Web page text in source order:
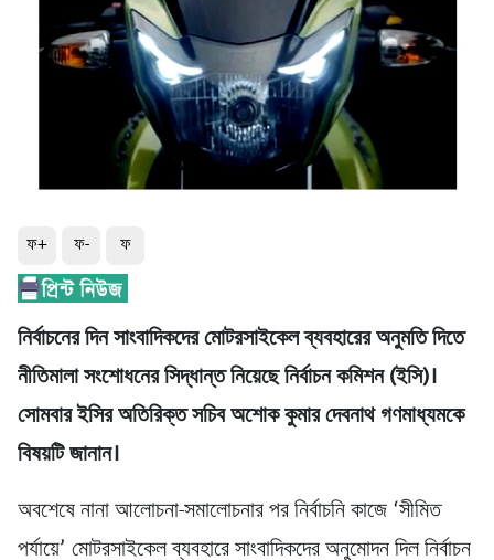
ফ+ ফ- ফ
নির্বাচনের দিন সাংবাদিকদের মোটরসাইকেল ব্যবহারের অনুমতি দিতে
নীতিমালা সংশোধনের সিদ্ধান্ত নিয়েছে নির্বাচন কমিশন (ইসি)।
সোমবার ইসির অতিরিক্ত সচিব অশোক কুমার দেবনাথ গণমাধ্যমকে
বিষয়টি জানান।
অবশেষে নানা আলোচনা-সমালোচনার পর নির্বাচনি কাজে ‘সীমিত
পর্যায়ে’ মোটরসাইকেল ব্যবহারে সাংবাদিকদের অনুমোদন দিল নির্বাচন